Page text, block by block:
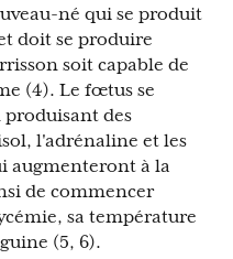
né qui se produit
doit se produire
soit capable de
(4). Le fœtus se
des
l'adrénaline et les
augmenteront à la
de commencer
sa température
(5, 6).